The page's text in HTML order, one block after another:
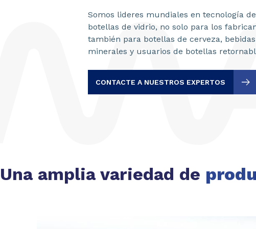
Somos lideres mundiales en tecnología
botellas de vidrio, no solo para los
también para botellas de cerveza,
minerales y usuarios de botellas
CONTACTE A NUESTROS EXPERTOS
Una amplia variedad de